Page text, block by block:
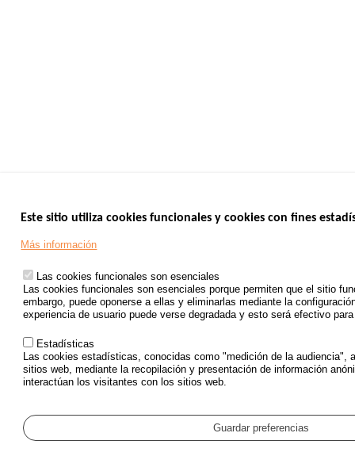
Este sitio utiliza cookies funcionales y cookies con fines
Más información
Las cookies funcionales son esenciales
Las cookies funcionales son esenciales porque permiten que el sitio
embargo, puede oponerse a ellas y eliminarlas mediante la
experiencia de usuario puede verse degradada y esto será efectivo
Estadísticas
Las cookies estadísticas, conocidas como "medición de la audiencia",
sitios web, mediante la recopilación y presentación de información
interactúan los visitantes con los sitios web.
Guardar preferencias